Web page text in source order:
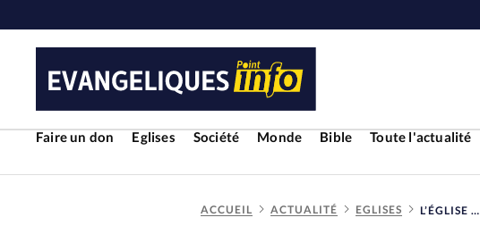
Faire un don Eglises Société Monde Bible
Toute l'actualité
ACCUEIL ACTUALITÉ EGLISES L’ÉGLISE BETHEL S’EXCUSE DE NE PAS AVOIR INFORMÉ DES AGISSEMENTS DE SHAWN BOLZ